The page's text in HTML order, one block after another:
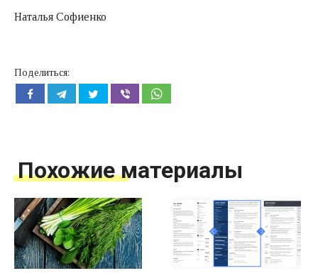
Наталья Софиенко
Поделиться:
Похожие материалы